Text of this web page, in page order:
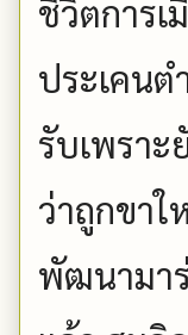
ชีวิตการ
ประเคนต
รับเพรา
ว่าถูกขา
พัฒนามา